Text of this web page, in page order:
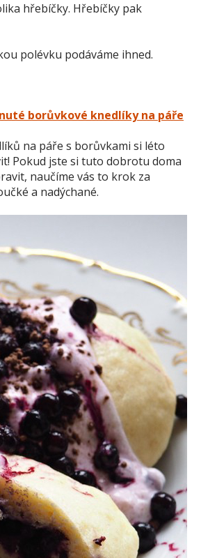
hřebíčky. Hřebíčky pak
polévku podáváme ihned.
borůvkové knedlíky na páře
na páře s borůvkami si léto
Pokud jste si tuto dobrotu doma
naučíme vás to krok za
a nadýchané.